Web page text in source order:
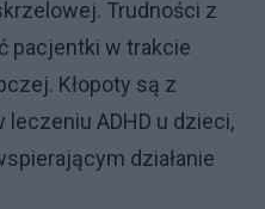
Trudności z
pacjentki w trakcie
Kłopoty są z
ADHD u dzieci,
działanie